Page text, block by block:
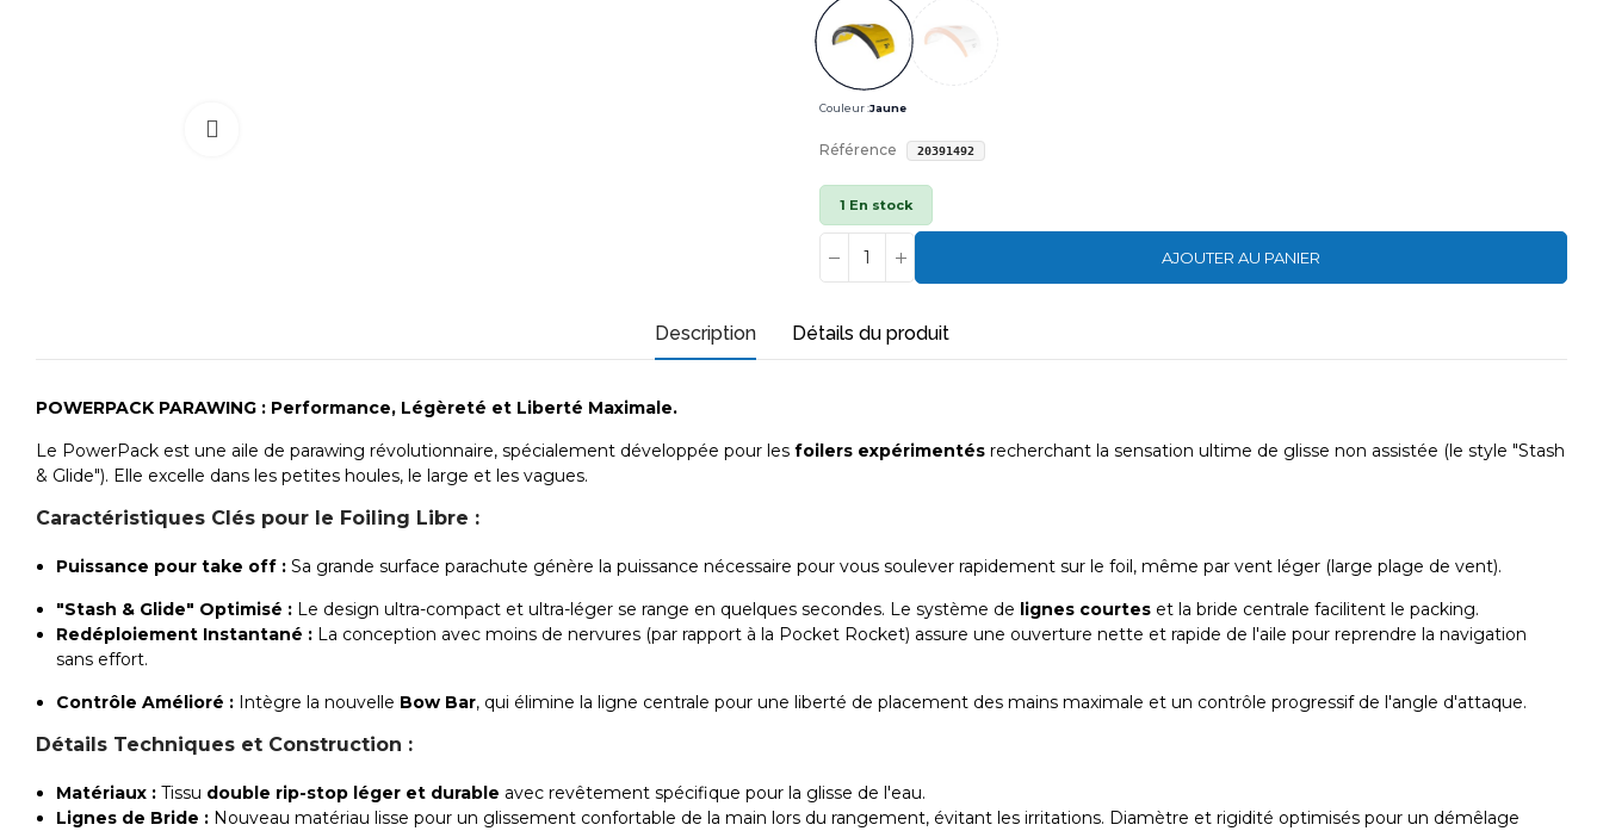
Couleur :Jaune
Référence 20391492
1 En stock
AJOUTER AU PANIER
Description Détails du produit
POWERPACK PARAWING : Performance, Légèreté et Liberté Maximale.
Le PowerPack est une aile de parawing révolutionnaire, spécialement développée pour les foilers expérimentés recherchant la sensation ultime de glisse non assistée (le style "Stash
& Glide"). Elle excelle dans les petites houles, le large et les vagues.
Caractéristiques Clés pour le Foiling Libre :
Puissance pour take off : Sa grande surface parachute génère la puissance nécessaire pour vous soulever rapidement sur le foil, même par vent léger (large plage de vent).
"Stash & Glide" Optimisé : Le design ultra-compact et ultra-léger se range en quelques secondes. Le système de lignes courtes et la bride centrale facilitent le packing.
Redéploiement Instantané : La conception avec moins de nervures (par rapport à la Pocket Rocket) assure une ouverture nette et rapide de l'aile pour reprendre la navigation
sans effort.
Contrôle Amélioré : Intègre la nouvelle Bow Bar, qui élimine la ligne centrale pour une liberté de placement des mains maximale et un contrôle progressif de l'angle d'attaque.
Détails Techniques et Construction :
Matériaux : Tissu double rip-stop léger et durable avec revêtement spécifique pour la glisse de l'eau.
Lignes de Bride : Nouveau matériau lisse pour un glissement confortable de la main lors du rangement, évitant les irritations. Diamètre et rigidité optimisés pour un démêlage